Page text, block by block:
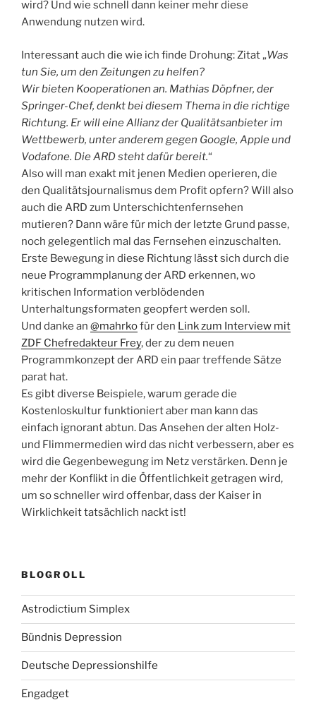
wird? Und wie schnell dann keiner mehr diese
Anwendung nutzen wird.
Interessant auch die wie ich finde Drohung: Zitat „Was
tun Sie, um den Zeitungen zu helfen?
Wir bieten Kooperationen an. Mathias Döpfner, der
Springer-Chef, denkt bei diesem Thema in die richtige
Richtung. Er will eine Allianz der Qualitätsanbieter im
Wettbewerb, unter anderem gegen Google, Apple und
Vodafone. Die ARD steht dafür bereit.“
Also will man exakt mit jenen Medien operieren, die
den Qualitätsjournalismus dem Profit opfern? Will also
auch die ARD zum Unterschichtenfernsehen
mutieren? Dann wäre für mich der letzte Grund passe,
noch gelegentlich mal das Fernsehen einzuschalten.
Erste Bewegung in diese Richtung lässt sich durch die
neue Programmplanung der ARD erkennen, wo
kritischen Information verblödenden
Unterhaltungsformaten geopfert werden soll.
Und danke an @mahrkofür den Link zum Interview mit
ZDF Chefredakteur Frey, der zu dem neuen
Programmkonzept der ARD ein paar treffende Sätze
parat hat.
Es gibt diverse Beispiele, warum gerade die
Kostenloskultur funktioniert aber man kann das
einfach ignorant abtun. Das Ansehen der alten Holz-
und Flimmermedien wird das nicht verbessern, aber es
wird die Gegenbewegung im Netz verstärken. Denn je
mehr der Konflikt in die Öffentlichkeit getragen wird,
um so schneller wird offenbar, dass der Kaiser in
Wirklichkeit tatsächlich nackt ist!
BLOGROLL
Astrodictium Simplex
Bündnis Depression
Deutsche Depressionshilfe
Engadget